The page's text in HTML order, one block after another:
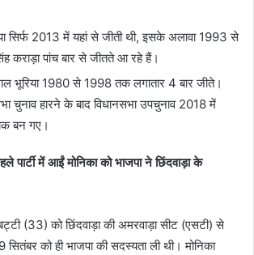
सिर्फ 2013 में यहां से जीती थी, इसके अलावा 1993 से
कराड़ा पांच बार से जीतते आ रहे हैं।
भूरिया 1980 से 1998 तक लगातार 4 बार जीते।
चुनाव हारने के बाद विधानसभा उपचुनाव 2018 में
बन गए।
पार्टी में आईं मोनिका को भाजपा ने छिंदवाड़ा के
(33) को छिंदवाड़ा की अमरवाड़ा सीट (एसटी) से
सितंबर को ही भाजपा की सदस्यता ली थी। मोनिका